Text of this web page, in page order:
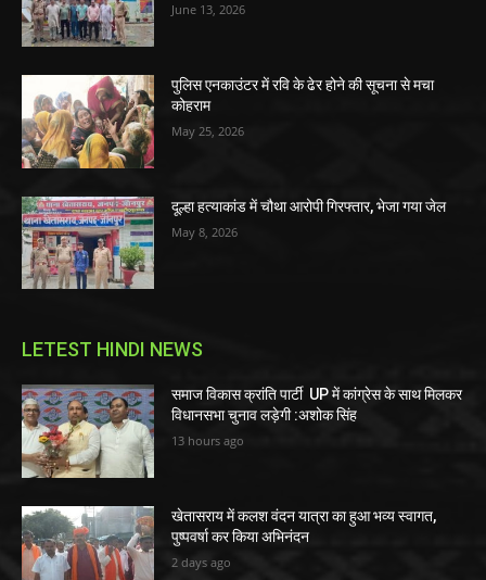
June 13, 2026
पुलिस एनकाउंटर में रवि के ढेर होने की सूचना से मचा
कोहराम
May 25, 2026
दूल्हा हत्याकांड में चौथा आरोपी गिरफ्तार, भेजा गया जेल
May 8, 2026
LETEST HINDI NEWS
समाज विकास क्रांति पार्टी UP में कांग्रेस के साथ मिलकर
विधानसभा चुनाव लड़ेगी :अशोक सिंह
13 hours ago
खेतासराय में कलश वंदन यात्रा का हुआ भव्य स्वागत,
पुष्पवर्षा कर किया अभिनंदन
2 days ago